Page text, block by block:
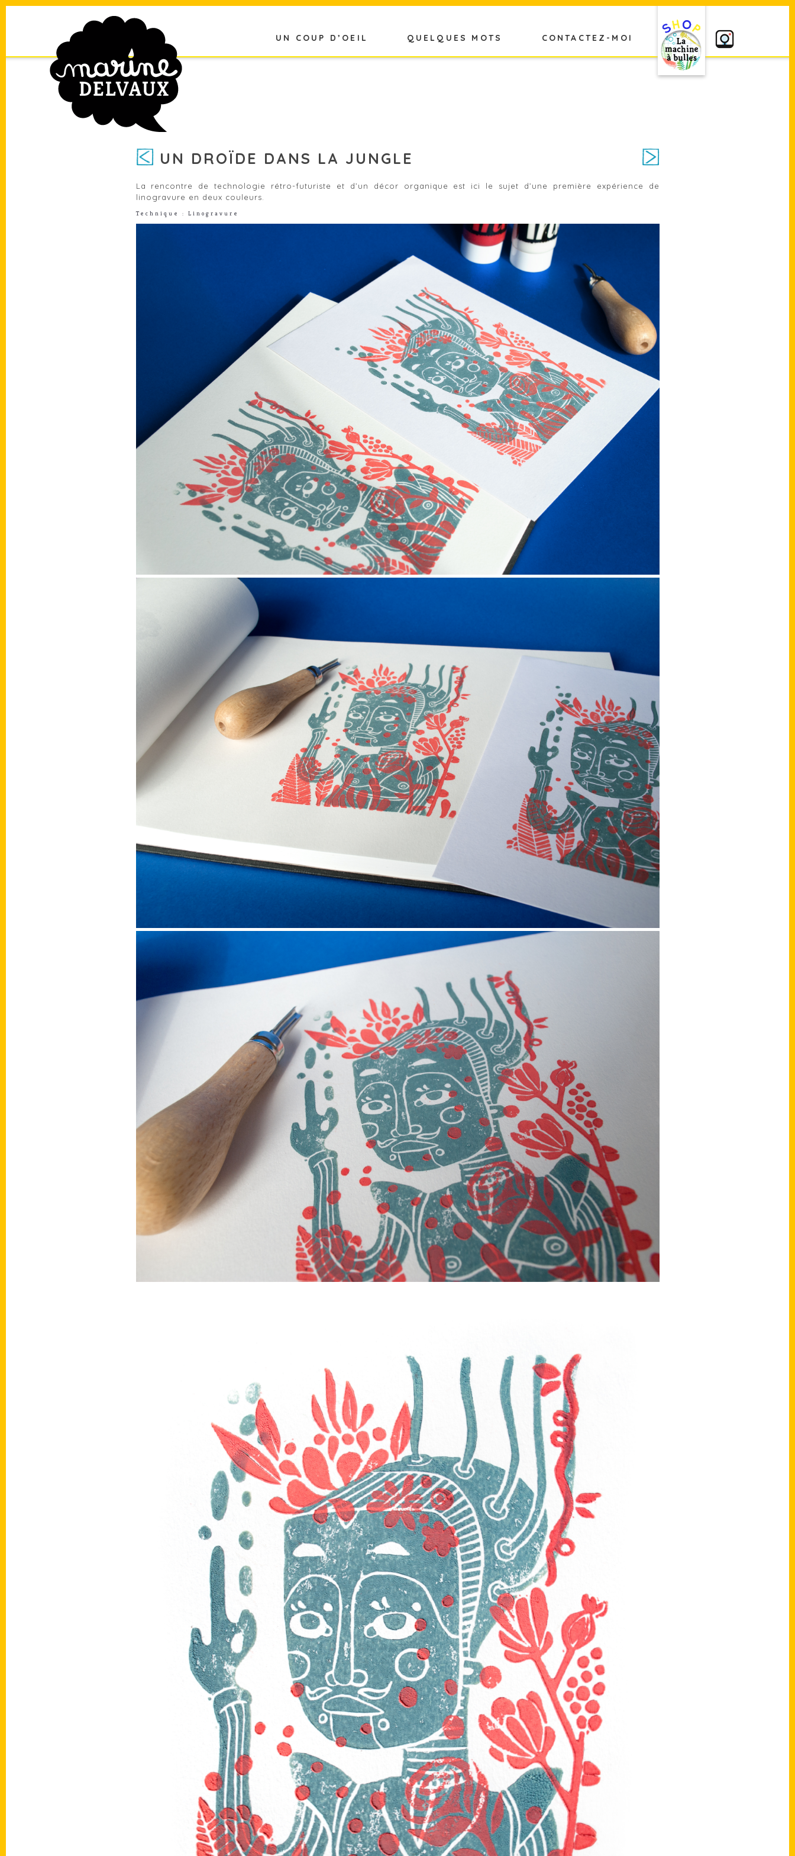
CONTACTEZ-MOI
QUELQUES MOTS
UN COUP D’OEIL
UN DROÏDE DANS LA JUNGLE
La rencontre de technologie rétro-futuriste et d’un décor organique est ici le sujet d’une première expérience de
linogravure en deux couleurs.
Technique : Linogravure